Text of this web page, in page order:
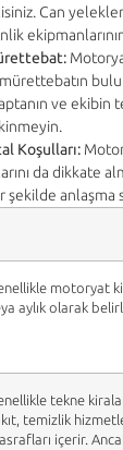
Can
ve ekibin
Koşulları:
da dikkate
anlaşma
motoryat
aylık olarak
tekne
temizlik
içerir.